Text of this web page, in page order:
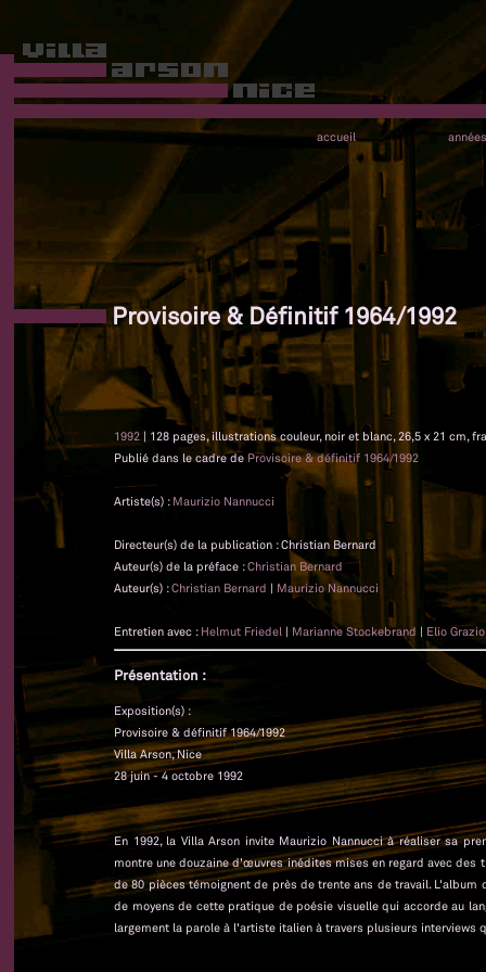
accueil années
Provisoire & Définitif 1964/1992
1992 | 128 pages, illustrations couleur, noir et blanc, 26,5 x 21 cm,
Publié dans le cadre de Provisoire & définitif 1964/1992
Artiste(s) : Maurizio Nannucci
Directeur(s) de la publication : Christian Bernard
Auteur(s) de la préface :Christian Bernard
Auteur(s) :Christian Bernard | Maurizio Nannucci
Entretien avec : Helmut Friedel | Marianne Stockebrand | Elio
Présentation :
Exposition(s) :
Provisoire & définitif 1964/1992
Villa Arson, Nice
28 juin - 4 octobre 1992
En 1992, la Villa Arson invite Maurizio Nannucci à réaliser sa
montre une douzaine d'œuvres inédites mises en regard avec
de 80 pièces témoignent de près de trente ans de travail.
de moyens de cette pratique de poésie visuelle qui accorde au
largement la parole à l'artiste italien à travers plusieurs interviews